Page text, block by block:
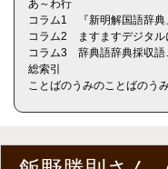
あ～わ行
コラム1 『新明解国語辞典
コラム2 ますますデジタル
コラム3 辞典語辞典採収
総索引
ことばのうみのことばのう